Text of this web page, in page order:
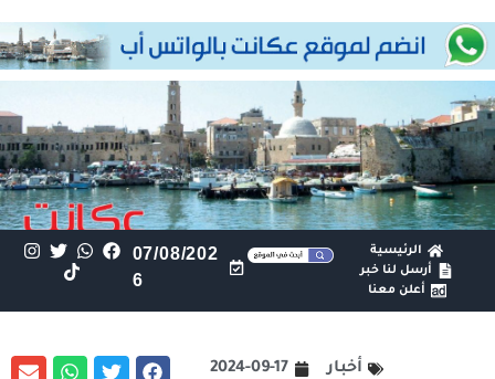
الرئيسية
أرسل لنا خبر
أعلن معنا
07/08/202
6
أخبار
2024-09-17